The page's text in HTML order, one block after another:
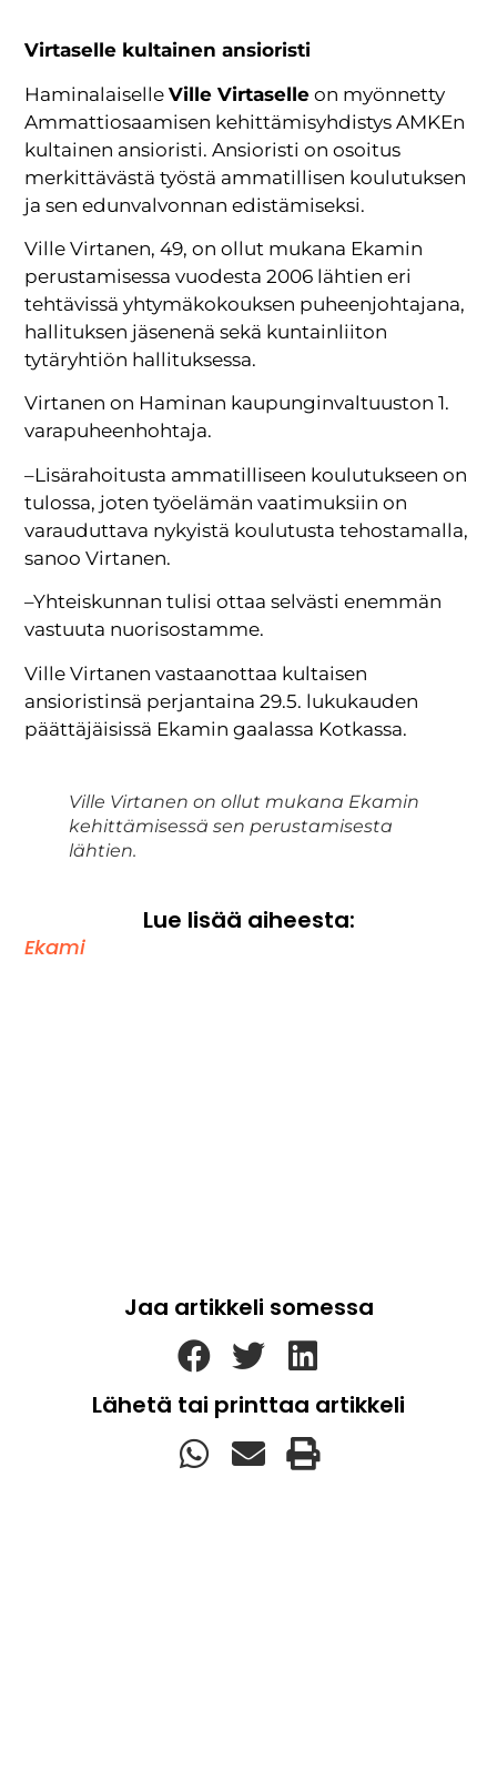
Virtaselle kultainen ansioristi
HaminalaiselleVille Virtaselle on myönnetty
Ammattiosaamisen kehittämisyhdistys AMKEn
kultainen ansioristi. Ansioristi on osoitus
merkittävästä työstä ammatillisen koulutuksen
ja sen edunvalvonnan edistämiseksi.
Ville Virtanen, 49, on ollut mukana Ekamin
perustamisessa vuodesta 2006 lähtien eri
tehtävissä yhtymäkokouksen puheenjohtajana,
hallituksen jäsenenä sekä kuntainliiton
tytäryhtiön hallituksessa.
Virtanen on Haminan kaupunginvaltuuston 1.
varapuheenhohtaja.
–Lisärahoitusta ammatilliseen koulutukseen on
tulossa, joten työelämän vaatimuksiin on
varauduttava nykyistä koulutusta tehostamalla,
sanoo Virtanen.
–Yhteiskunnan tulisi ottaa selvästi enemmän
vastuuta nuorisostamme.
Ville Virtanen vastaanottaa kultaisen
ansioristinsä perjantaina 29.5. lukukauden
päättäjäisissä Ekamin gaalassa Kotkassa.
Ville Virtanen on ollut mukana Ekamin
kehittämisessä sen perustamisesta
lähtien.
Lue lisää aiheesta:
Ekami
Jaa artikkeli somessa
Lähetä tai printtaa artikkeli